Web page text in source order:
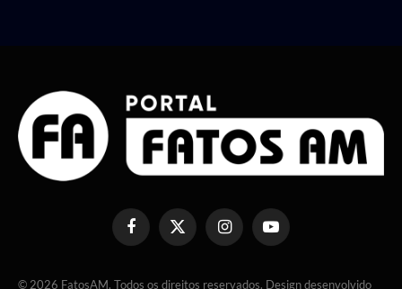
FacebookX
(Twitter)
InstagramYouTube
© 2026 FatosAM. Todos os direitos reservados. Design desenvolvido